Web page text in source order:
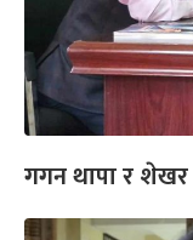
गगन थापा र